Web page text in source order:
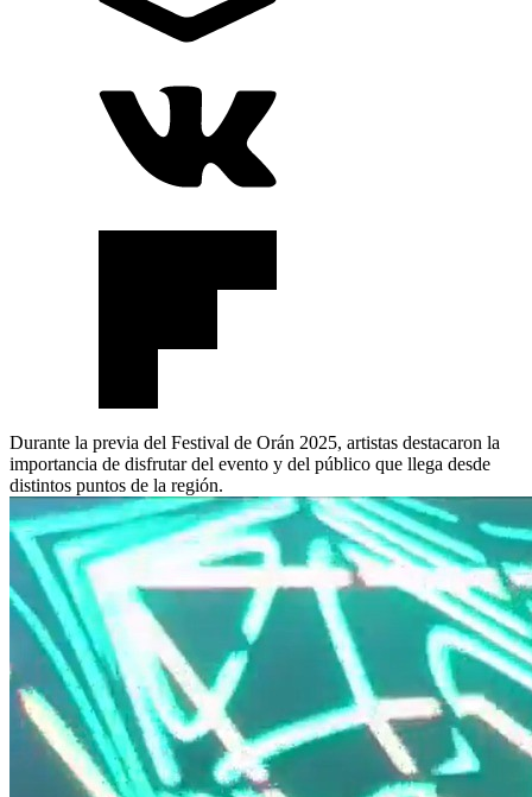
Durante la previa del Festival de Orán 2025, artistas destacaron la
importancia de disfrutar del evento y del público que llega desde
distintos puntos de la región.